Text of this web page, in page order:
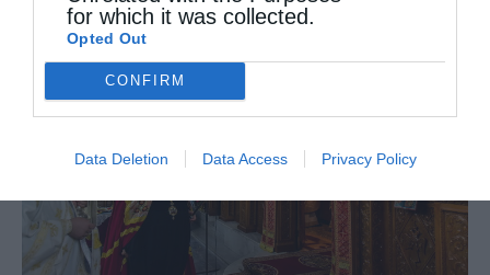
for which it was collected.
Opted Out
CONFIRM
Data Deletion Data Access Privacy Policy